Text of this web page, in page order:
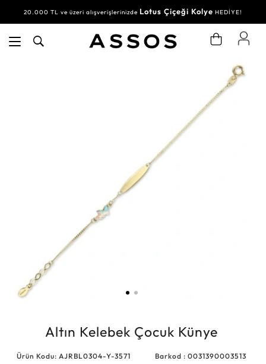
20.000 TL ve üzeri alışverişlerinizde Lotus Çiçeği Kolye HEDİYE!
Altın Kelebek Çocuk Künye
Ürün Kodu: AJRBL0304-Y-3571 Barkod : 0031390003513